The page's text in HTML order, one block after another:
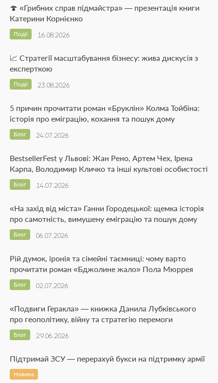
🍄 «Грибних справ підмайстра» — презентація книги
Катерини Корнієнко
16.08.2026
Події
📈 Стратегії масштабування бізнесу: жива дискусія з
експерткою
23.08.2026
Події
5 причин прочитати роман «Бруклін» Колма Тойбіна:
історія про еміграцію, кохання та пошук дому
24.07.2026
Блог
BestsellerFest у Львові: Жан Рено, Артем Чех, Ірена
Карпа, Володимир Кличко та інші культові особистості
14.07.2026
Блог
«На захід від міста» Ганни Городецької: щемка історія
про самотність, вимушену еміграцію та пошук дому
06.07.2026
Блог
Рій думок, іронія та сімейні таємниці: чому варто
прочитати роман «Бджолине жало» Пола Мюррея
02.07.2026
Блог
«Подвиги Геракла» — книжка Данила Лубківського
про геополітику, війну та стратегію перемоги
29.06.2026
Блог
Підтримай ЗСУ — перерахуй букси на підтримку армії
Новина